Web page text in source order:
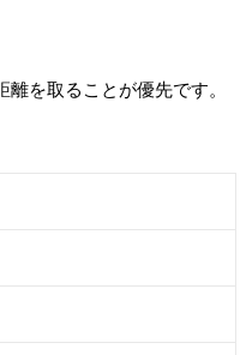
を取ることが優先です。